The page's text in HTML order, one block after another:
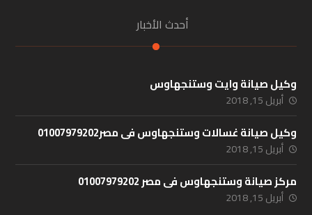
أحدث الأخبار
وكيل صيانة وايت وستنجهاوس
أبريل 15, 2018
وكيل صيانة غسالات وستنجهاوس فى مصر01007979202
أبريل 15, 2018
مركز صيانة وستنجهاوس فى مصر 01007979202
أبريل 15, 2018